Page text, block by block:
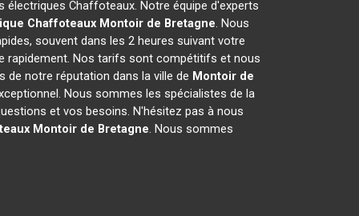
Chaffoteaux. Notre équipe d'experts
Chaffoteaux Montoir de Bretagne. Nous
souvent dans les 2 heures suivant votre
rapidement. Nos tarifs sont compétitifs et nous
notre réputation dans la ville de Montoir de
Nous sommes les spécialistes de la
et vos besoins. N'hésitez pas à nous
Montoir de Bretagne. Nous sommes